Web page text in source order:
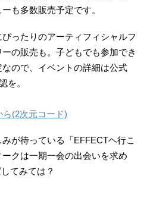
も多数販売予定です。
ったりのアーティフィシャルフ
の販売も。子どもでも参加でき
ので、イベントの詳細は公式
を。
(2次元コード)
が待っている「EFFECTヘ行こ
クは一期一会の出会いを求め
てみては？